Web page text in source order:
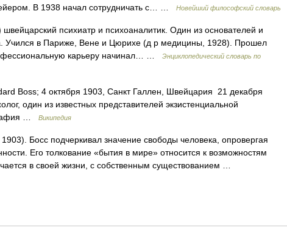
В 1938 начал сотрудничать с… …
Новейший философский словарь
психиатр и психоаналитик. Один из основателей и
Учился в Париже, Вене и Цюрихе (д р медицины, 1928). Прошел
карьеру начинал… …
Энциклопедический словарь по
Boss; 4 октября 1903, Санкт Галлен, Швейцария 21 декабря
один из известных представителей экзистенциальной
…
Википедия
Босс подчеркивал значение свободы человека, опровергая
Его толкование «бытия в мире» относится к возможностям
в своей жизни, с собственным существованием …